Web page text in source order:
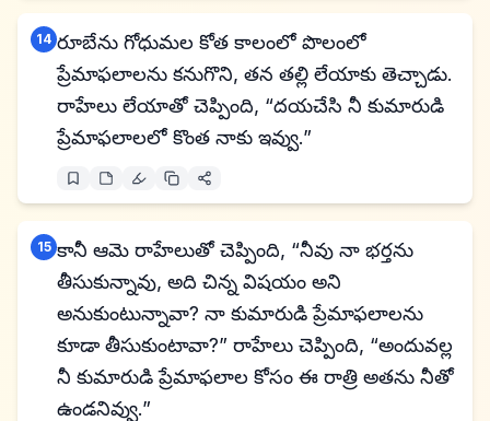
14 రూబేను గోధుమల కోత కాలంలో పొలంలో
ప్రేమాఫలాలను కనుగొని, తన తల్లి లేయాకు తెచ్చాడు.
రాహేలు లేయాతో చెప్పింది, “దయచేసి నీ కుమారుడి
ప్రేమాఫలాలలో కొంత నాకు ఇవ్వు.”
15 కానీ ఆమె రాహేలుతో చెప్పింది, “నీవు నా భర్తను
తీసుకున్నావు, అది చిన్న విషయం అని
అనుకుంటున్నావా? నా కుమారుడి ప్రేమాఫలాలను
కూడా తీసుకుంటావా?” రాహేలు చెప్పింది, “అందువల్ల
నీ కుమారుడి ప్రేమాఫలాల కోసం ఈ రాత్రి అతను నీతో
ఉండనివ్వు.”